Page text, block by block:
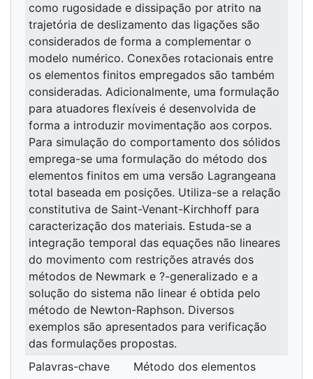
como rugosidade e dissipação por atrito na
trajetória de deslizamento das ligações são
considerados de forma a complementar o
modelo numérico. Conexões rotacionais entre
os elementos finitos empregados são também
consideradas. Adicionalmente, uma formulação
para atuadores flexíveis é desenvolvida de
forma a introduzir movimentação aos corpos.
Para simulação do comportamento dos sólidos
emprega-se uma formulação do método dos
elementos finitos em uma versão Lagrangeana
total baseada em posições. Utiliza-se a relação
constitutiva de Saint-Venant-Kirchhoff para
caracterização dos materiais. Estuda-se a
integração temporal das equações não lineares
do movimento com restrições através dos
métodos de Newmark e ?-generalizado e a
solução do sistema não linear é obtida pelo
método de Newton-Raphson. Diversos
exemplos são apresentados para verificação
das formulações propostas.
Palavras-chave
Método dos elementos